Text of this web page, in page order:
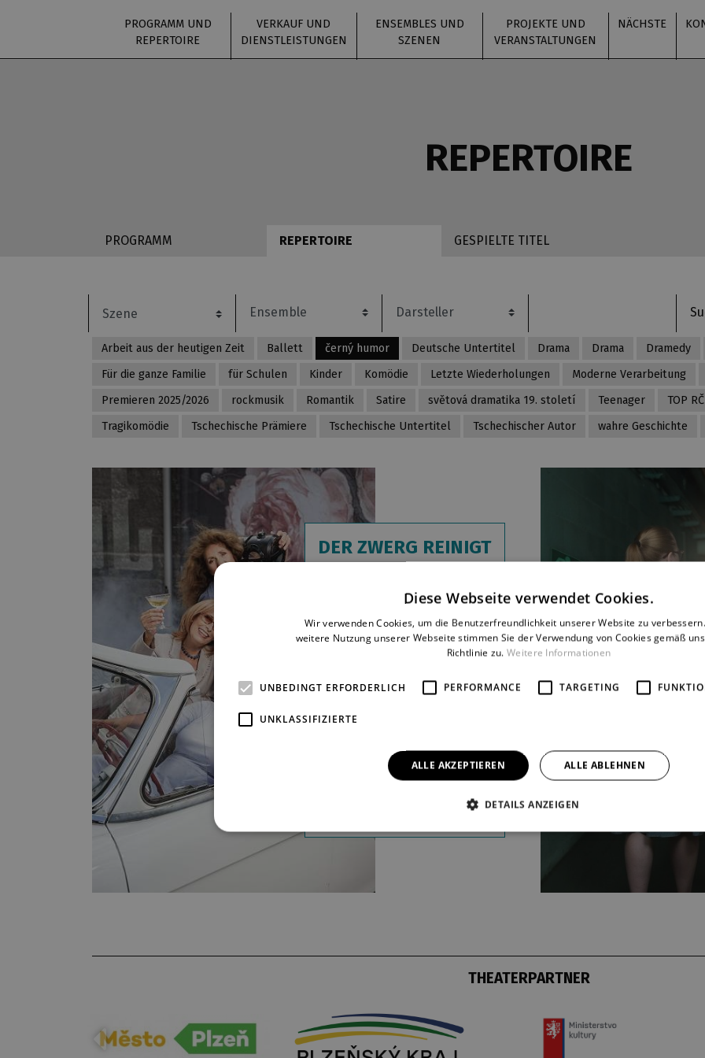
PROGRAMM UND
REPERTOIRE
VERKAUF UND
DIENSTLEISTUNGEN
ENSEMBLES UND
SZENEN
PROJEKTE UND
VERANSTALTUNGEN
NÄCHSTE
REPERTOIRE
PROGRAMM REPERTOIRE GESPIELTE TITEL
Arbeit aus der heutigen Zeit Ballett černý humor Deutsche Untertitel Drama Drama Dramedy
Für die ganze Familie
für Schulen Kinder Komödie Letzte Wiederholungen Moderne Verarbeitung
Premieren 2025/2026
rockmusik Romantik Satire světová dramatika 19. století Teenager TOP
Tragikomödie
Tschechische Prämiere Tschechische Untertitel Tschechischer Autor wahre Geschichte
DER ZWERG REINIGT
DEN KITTEL
Anita Augustin
Die dynamische Groteske,
welche die Autorin der
in wundervoller Weise
dramati-sierte, stellt uns vier
bezaubernde, etwas ältere
Gefängnisstrafe droht. Es
klingt wie ein Witz, doch den
THEATERPARTNER
Diese Webseite verwendet Cookies.
Wir verwenden Cookies, um die Benutzerfreundlichkeit unserer Website zu
weitere Nutzung unserer Webseite stimmen Sie der Verwendung von Cookies gemäß
Richtlinie zu. Weitere Informationen
UNBEDINGT ERFORDERLICH PERFORMANCE TARGETING
UNKLASSIFIZIERTE
ALLE AKZEPTIEREN ALLE ABLEHNEN
DETAILS ANZEIGEN